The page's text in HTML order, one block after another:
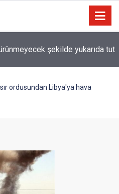
şekilde yukarıda tut
ordusundan Libya'ya hava